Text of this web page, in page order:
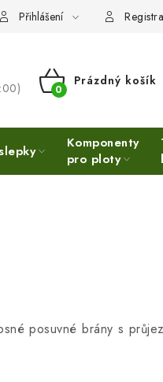
Přihlášení
NÁKUPNÍ
KOŠÍK
Prázdný košík
Komponenty
pro ploty
posuvné brány s